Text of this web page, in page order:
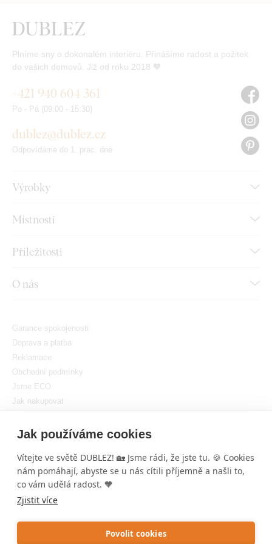
Jak používáme cookies
Vítejte ve světě DUBLEZ! 🏡 Jsme rádi, že jste tu. 🍪 Cookies
nám pomáhají, abyste se u nás cítili příjemně a našli to,
co vám udělá radost. 🧡
Zjistit více
Povolit cookies
Plníme sny o dokonalém interiéru. Přinášíme radost a požitek
do vašich domovů. Již od roku 2018 🧡
Výrobky
Místnosti
Příležitosti
O nás
+421 940 604 361
Po - Pá (09:00 - 15:30)
dublez@dublez.cz
Odpovídáme do 1. prac. dne
Garance spokojenosti
Doprava a platba
Reklamace
Obchodní podmínky
Jsme ECO
Jak nakupovat
Nastavit cookies
Tvorba výkonných internetových obchodů odRIESENIA